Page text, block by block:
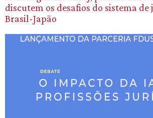
discutem os desafios do sistema de
Brasil-Japão